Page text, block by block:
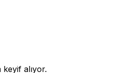
alıyor.